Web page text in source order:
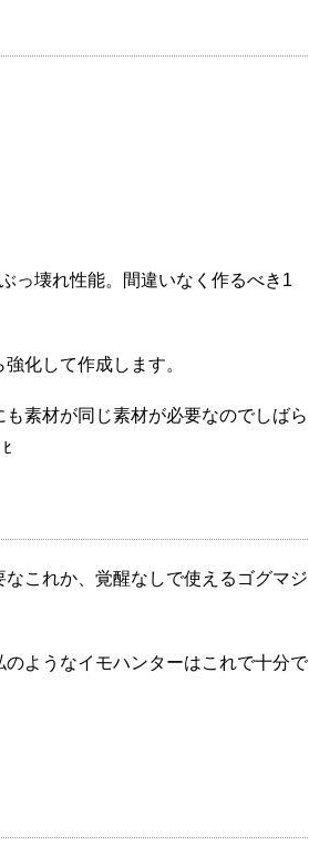
っ壊れ性能。間違いなく作るべき1
化して作成します。
素材が同じ素材が必要なのでしばら
これか、覚醒なしで使えるゴグマジ
ようなイモハンターはこれで十分で